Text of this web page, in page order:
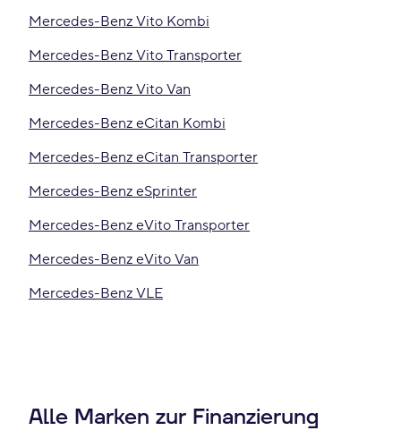
Mercedes-Benz Vito Kombi
Mercedes-Benz Vito Transporter
Mercedes-Benz Vito Van
Mercedes-Benz eCitan Kombi
Mercedes-Benz eCitan Transporter
Mercedes-Benz eSprinter
Mercedes-Benz eVito Transporter
Mercedes-Benz eVito Van
Mercedes-Benz VLE
Alle Marken zur Finanzierung